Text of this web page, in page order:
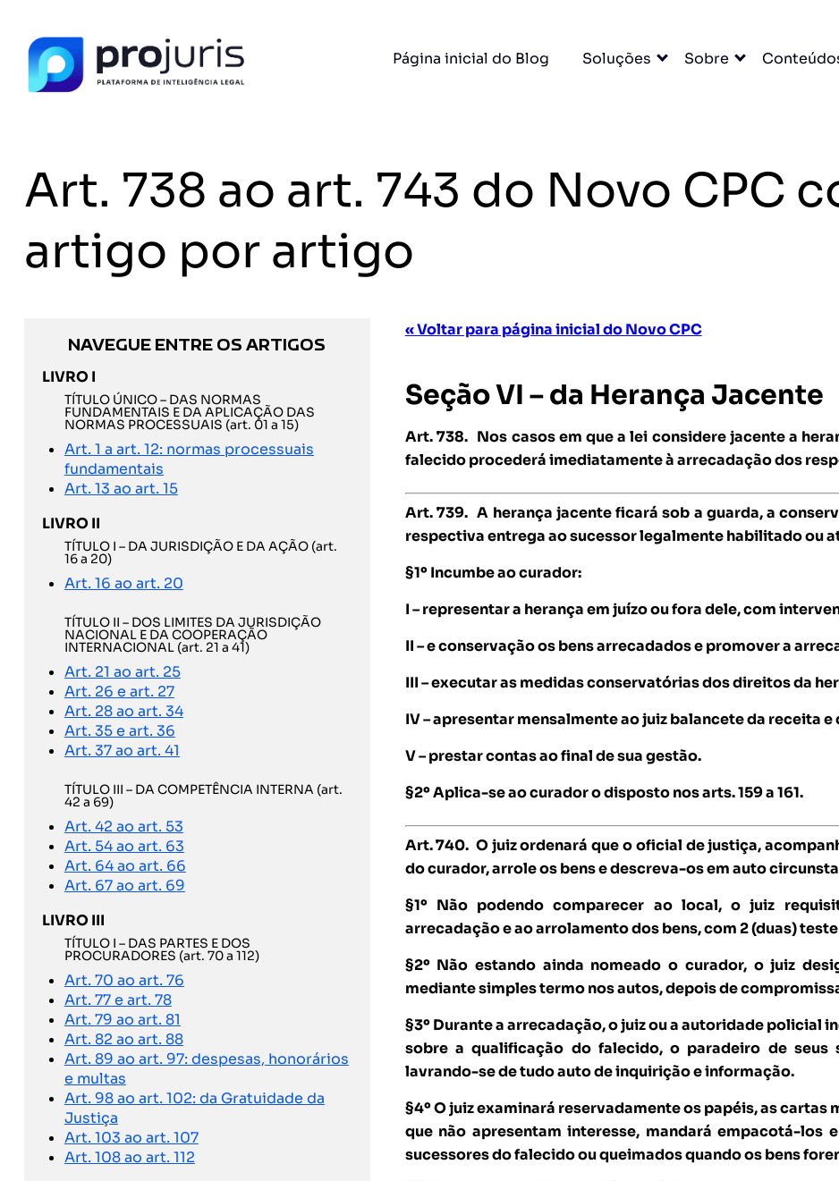
Página inicial do Blog Soluções Sobre
Art. 738 ao art. 743 do Novo CPC
artigo por artigo
NAVEGUE ENTRE OS ARTIGOS
LIVRO I
TÍTULO ÚNICO – DAS NORMAS
FUNDAMENTAIS E DA APLICAÇÃO DAS
NORMAS PROCESSUAIS (art. 01 a 15)
Art. 1 a art. 12: normas processuais
fundamentais
Art. 13 ao art. 15
LIVRO II
TÍTULO I – DA JURISDIÇÃO E DA AÇÃO (art.
16 a 20)
Art. 16 ao art. 20
TÍTULO II – DOS LIMITES DA JURISDIÇÃO
NACIONAL E DA COOPERAÇÃO
INTERNACIONAL (art. 21 a 41)
Art. 21 ao art. 25
Art. 26 e art. 27
Art. 28 ao art. 34
Art. 35 e art. 36
Art. 37 ao art. 41
TÍTULO III – DA COMPETÊNCIA INTERNA (art.
42 a 69)
Art. 42 ao art. 53
Art. 54 ao art. 63
Art. 64 ao art. 66
Art. 67 ao art. 69
LIVRO III
TÍTULO I – DAS PARTES E DOS
PROCURADORES (art. 70 a 112)
Art. 70 ao art. 76
Art. 77 e art. 78
Art. 79 ao art. 81
Art. 82 ao art. 88
Art. 89 ao art. 97: despesas, honorários
e multas
Art. 98 ao art. 102: da Gratuidade da
Justiça
Art. 103 ao art. 107
Art. 108 ao art. 112
« Voltar para página inicial do Novo CPC
Seção VI – da Herança Jacente
Art. 738. Nos casos em que a lei considere jacente a
falecido procederá imediatamente à arrecadação dos
Art. 739. A herança jacente ficará sob a guarda, a
respectiva entrega ao sucessor legalmente habilitado ou
§1º Incumbe ao curador:
I – representar a herança em juízo ou fora dele, com
II – e conservação os bens arrecadados e promover a
III – executar as medidas conservatórias dos direitos da
IV – apresentar mensalmente ao juiz balancete da receita e
V – prestar contas ao final de sua gestão.
§2º Aplica-se ao curador o disposto nos arts. 159 a 161.
Art. 740. O juiz ordenará que o oficial de justiça,
do curador, arrole os bens e descreva-os em auto
§1º Não podendo comparecer ao local, o juiz
arrecadação e ao arrolamento dos bens, com 2 (duas)
§2º Não estando ainda nomeado o curador, o juiz
mediante simples termo nos autos, depois de
§3º Durante a arrecadação, o juiz ou a autoridade policial
sobre a qualificação do falecido, o paradeiro de seus
lavrando-se de tudo auto de inquirição e informação.
§4º O juiz examinará reservadamente os papéis, as
que não apresentam interesse, mandará empacotá-los
sucessores do falecido ou queimados quando os bens